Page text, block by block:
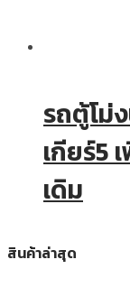
รถตู้โม่
เกียร์5
เดิม
สินค้าล่าสุด